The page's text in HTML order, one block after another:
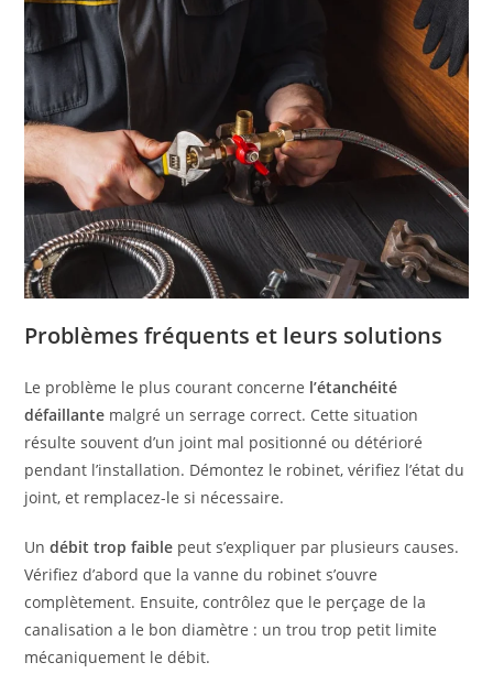
Problèmes fréquents et leurs solutions
Le problème le plus courant concerne l’étanchéité
défaillante malgré un serrage correct. Cette situation
résulte souvent d’un joint mal positionné ou détérioré
pendant l’installation. Démontez le robinet, vérifiez l’état du
joint, et remplacez-le si nécessaire.
Undébit trop faible peut s’expliquer par plusieurs causes.
Vérifiez d’abord que la vanne du robinet s’ouvre
complètement. Ensuite, contrôlez que le perçage de la
canalisation a le bon diamètre : un trou trop petit limite
mécaniquement le débit.